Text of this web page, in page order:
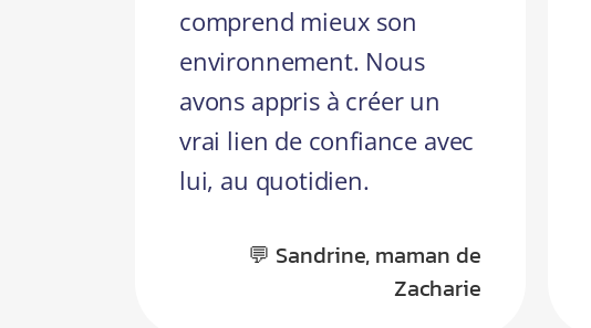
comprend mieux son
environnement. Nous
avons appris à créer un
vrai lien de confiance avec
lui, au quotidien.
💬 Sandrine, maman de
Zacharie